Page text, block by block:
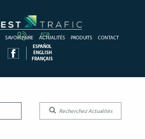
SAVOIR-FAIRE ACTUALITÉS PRODUITS CONTACT
ESPAÑOL
ENGLISH
FRANÇAIS